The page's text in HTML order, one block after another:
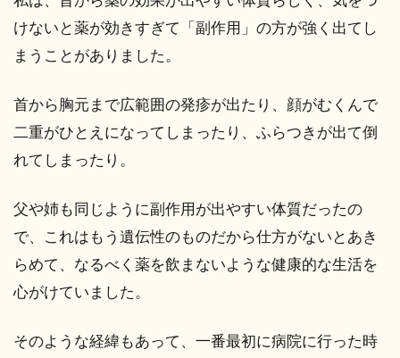
けないと薬が効きすぎて「副作用」の方が強く出てし
まうことがありました。
首から胸元まで広範囲の発疹が出たり、顔がむくんで
二重がひとえになってしまったり、ふらつきが出て倒
れてしまったり。
父や姉も同じように副作用が出やすい体質だったの
で、これはもう遺伝性のものだから仕方がないとあき
らめて、なるべく薬を飲まないような健康的な生活を
心がけていました。
そのような経緯もあって、一番最初に病院に行った時